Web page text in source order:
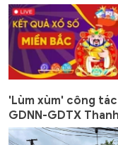
'Lùm xùm' công
GDNN-GDTX